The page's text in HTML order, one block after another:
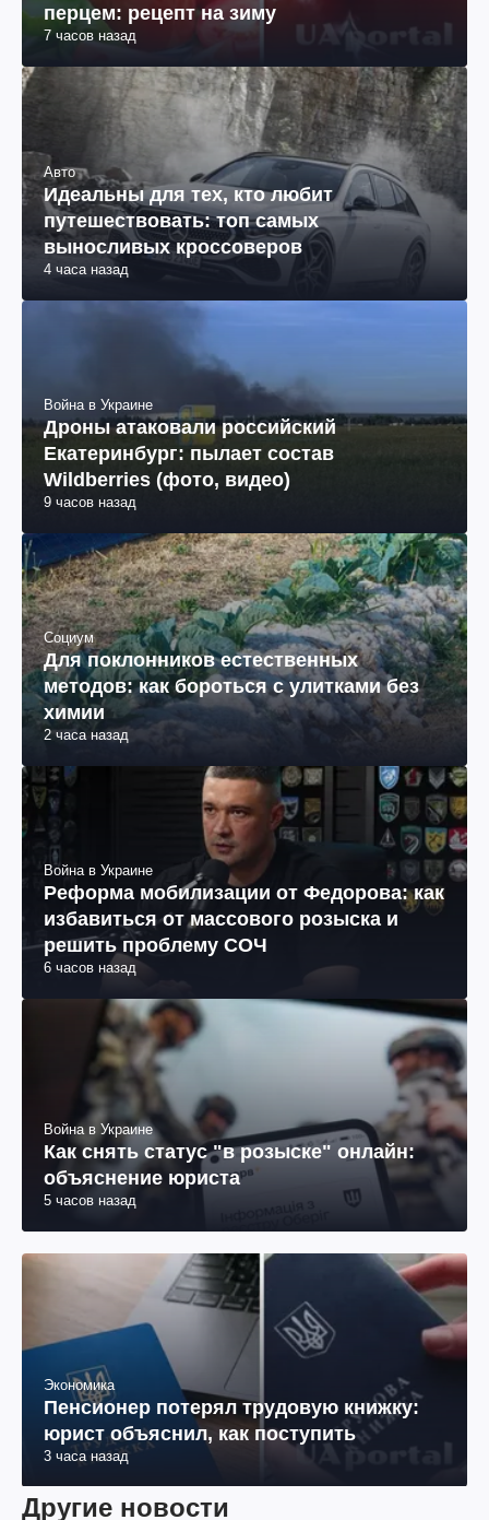
перцем: рецепт на зиму
7 часов назад
Авто
Идеальны для тех, кто любит
путешествовать: топ самых
выносливых кроссоверов
4 часа назад
Война в Украине
Дроны атаковали российский
Екатеринбург: пылает состав
Wildberries (фото, видео)
9 часов назад
Социум
Для поклонников естественных
методов: как бороться с улитками без
химии
2 часа назад
Война в Украине
Реформа мобилизации от Федорова: как
избавиться от массового розыска и
решить проблему СОЧ
6 часов назад
Война в Украине
Как снять статус "в розыске" онлайн:
объяснение юриста
5 часов назад
Экономика
Пенсионер потерял трудовую книжку:
юрист объяснил, как поступить
3 часа назад
Другие новости